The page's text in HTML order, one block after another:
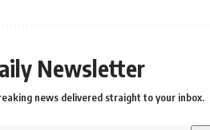
Newsletter
news delivered straight to your inbox.